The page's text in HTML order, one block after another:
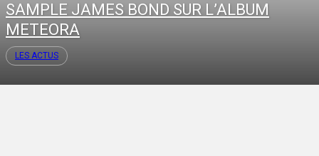
SAMPLE JAMES BOND SUR L’ALBUM
METEORA
LES ACTUS